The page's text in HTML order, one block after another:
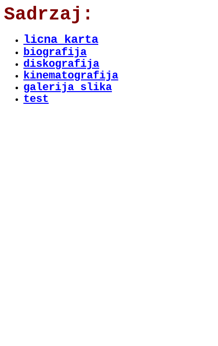
Sadrzaj:
licna karta
biografija
diskografija
kinematografija
galerija slika
test